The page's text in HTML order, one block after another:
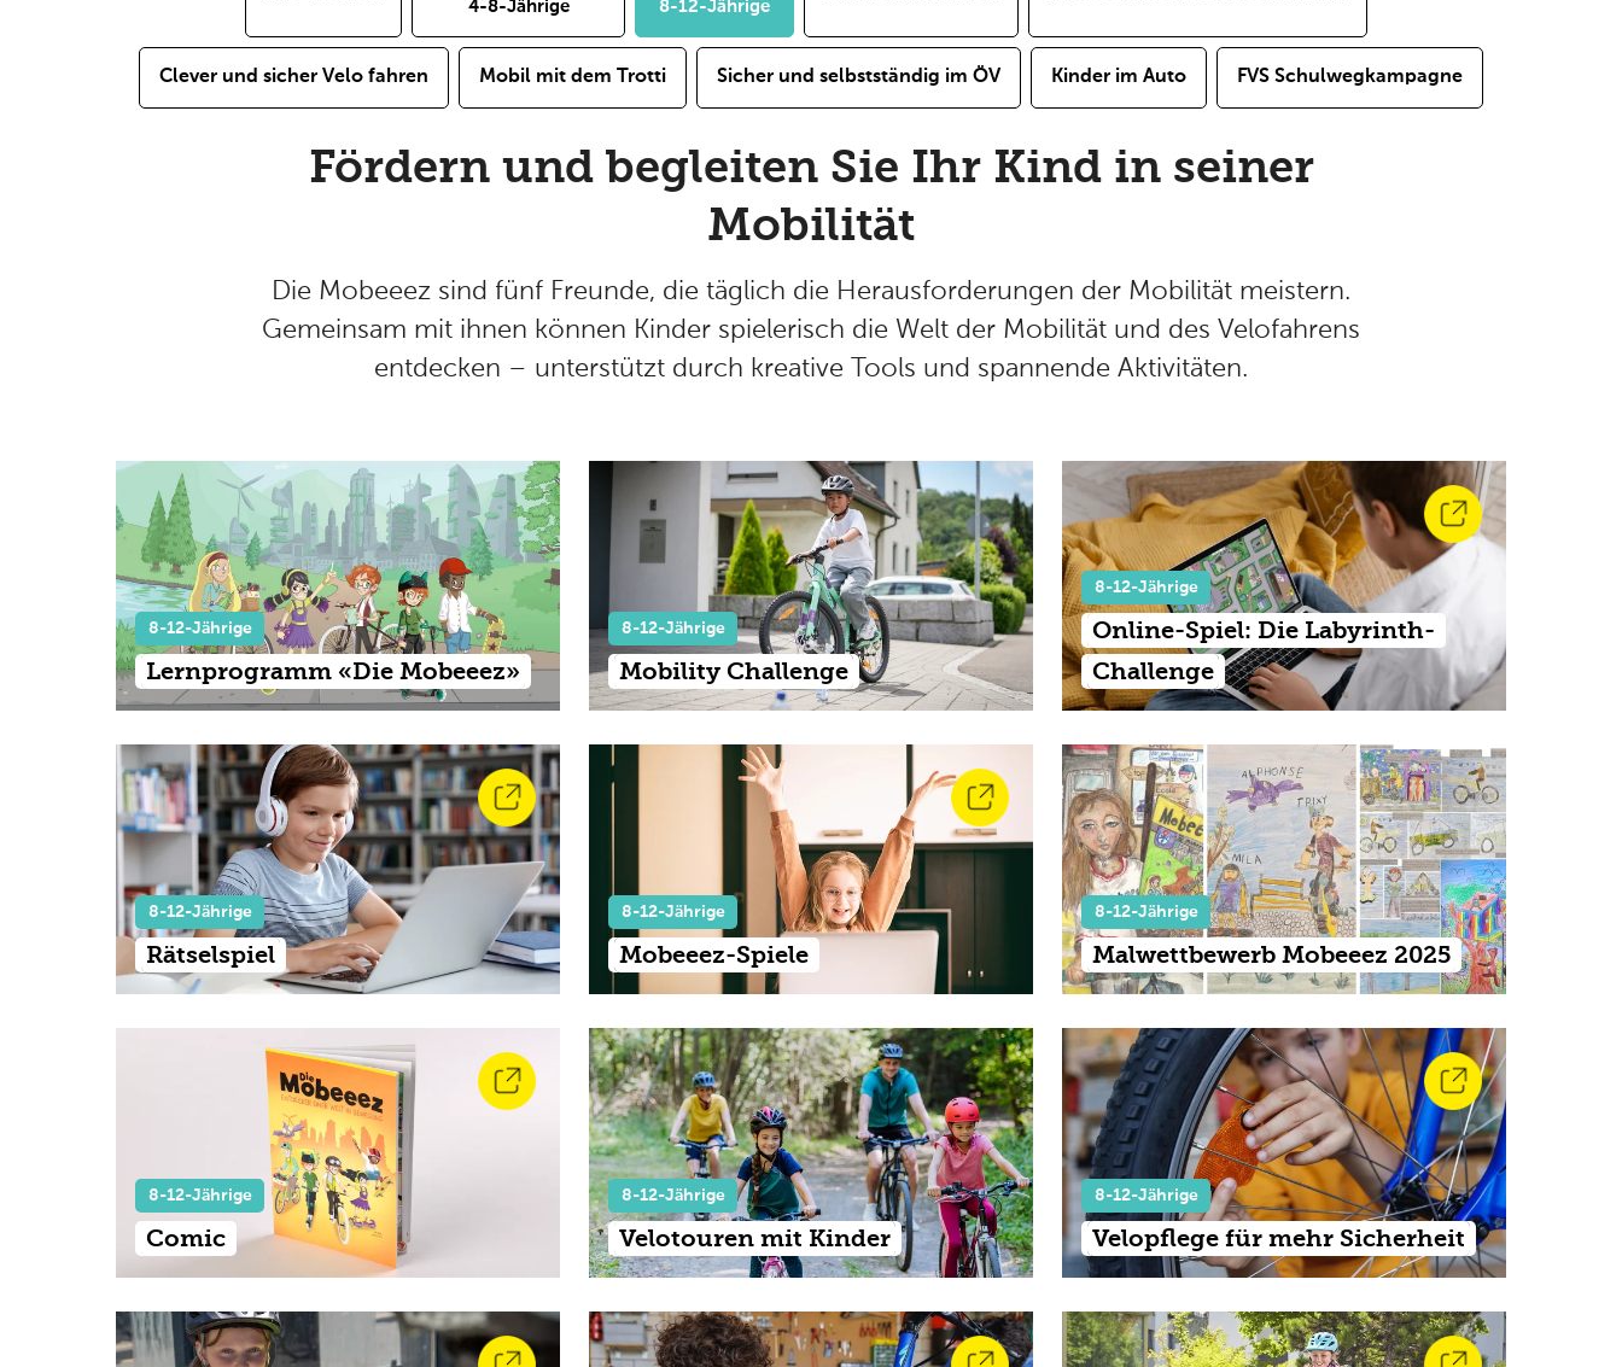
4-8-Jährige 8-12-Jährige
Clever und sicher Velo fahren Mobil mit dem Trotti Sicher und selbstständig im ÖV Kinder im Auto FVS Schulwegkampagne
Fördern und begleiten Sie Ihr Kind in seiner
Mobilität
Die Mobeeez sind fünf Freunde, die täglich die Herausforderungen der Mobilität meistern.
Gemeinsam mit ihnen können Kinder spielerisch die Welt der Mobilität und des Velofahrens
entdecken – unterstützt durch kreative Tools und spannende Aktivitäten.
8-12-Jährige
Lernprogramm «Die Mobeeez»
8-12-Jährige
Mobility Challenge
8-12-Jährige
Online-Spiel: Die Labyrinth-
Challenge
8-12-Jährige
Rätselspiel
8-12-Jährige
Mobeeez-Spiele
8-12-Jährige
Malwettbewerb Mobeeez 2025
8-12-Jährige
Comic
8-12-Jährige
Velotouren mit Kinder
8-12-Jährige
Velopflege für mehr Sicherheit